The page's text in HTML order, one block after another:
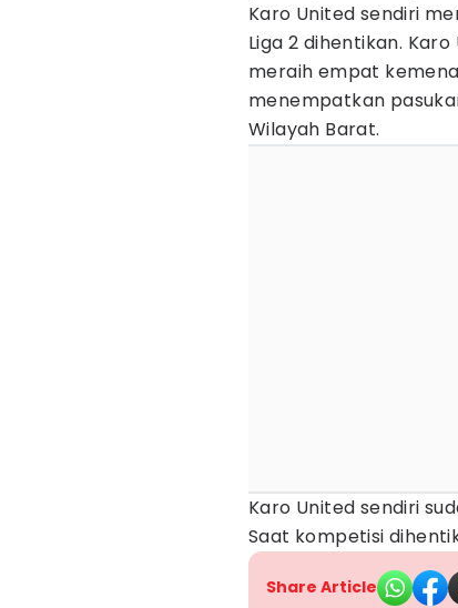
Karo United sendiri
Liga 2 dihentikan.
meraih empat
menempatkan
Wilayah Barat.
Karo United sendiri
Saat kompetisi
Share Article